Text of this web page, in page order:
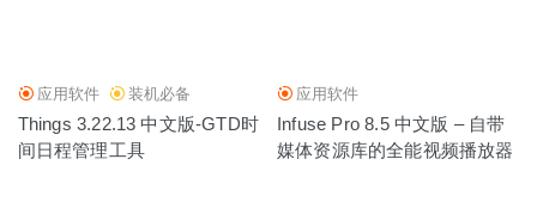
应用软件 装机必备
Things 3.22.13 中文版-GTD时
间日程管理工具
应用软件
Infuse Pro 8.5 中文版 – 自带
媒体资源库的全能视频播放器